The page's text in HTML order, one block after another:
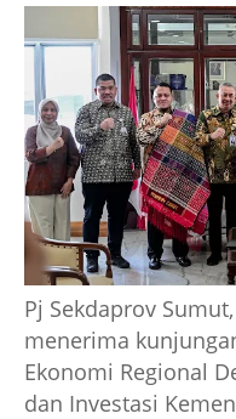
Pj Sekdaprov
menerima
Ekonomi Regional
dan Investasi